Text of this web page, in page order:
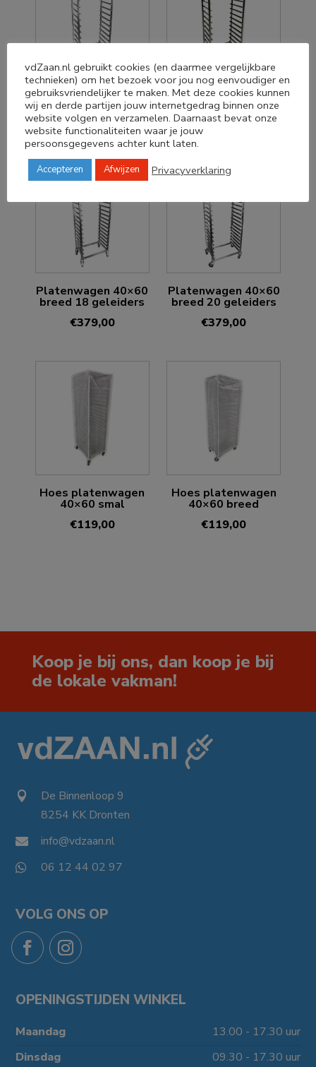
Platenwagen 40×60
breed 15 geleiders
€379,00
Platenwagen 40×60
breed 16 geleiders
€379,00
Platenwagen 40×60
breed 18 geleiders
€379,00
Platenwagen 40×60
breed 20 geleiders
€379,00
Hoes platenwagen
40×60 smal
€119,00
Hoes platenwagen
40×60 breed
€119,00
Koop je bij ons, dan koop je bij
de lokale vakman!
 De Binnenloop 9
8254 KK Dronten
 info@vdzaan.nl
 06 12 44 02 97
VOLG ONS OP
OPENINGSTIJDEN WINKEL
Maandag
13.00 - 17.30 uur
Dinsdag
09.30 - 17.30 uur
vdZaan.nl gebruikt cookies (en daarmee vergelijkbare
technieken) om het bezoek voor jou nog eenvoudiger en
gebruiksvriendelijker te maken. Met deze cookies kunnen
wij en derde partijen jouw internetgedrag binnen onze
website volgen en verzamelen. Daarnaast bevat onze
website functionaliteiten waar je jouw
persoonsgegevens achter kunt laten.
Accepteren Afwijzen Privacyverklaring